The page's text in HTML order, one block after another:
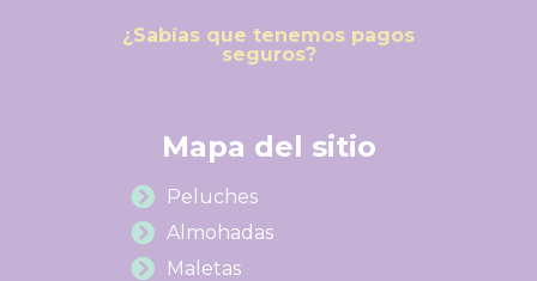
¿Sabías que tenemos pagos
seguros?
Mapa del sitio
Peluches
Almohadas
Maletas